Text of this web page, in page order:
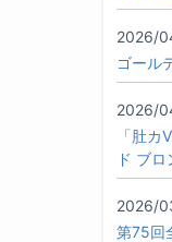
2026/
ゴール
2026/
「肚
ド ブ
2026/
第75回